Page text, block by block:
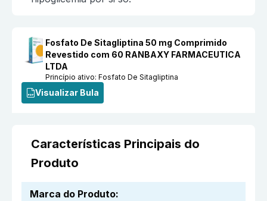
Fosfato De Sitagliptina 50 mg Comprimido
Revestido com 60 RANBAXY FARMACEUTICA
LTDA
Princípio ativo:Fosfato De Sitagliptina
Visualizar Bula
Características Principais do
Produto
Marca do Produto: